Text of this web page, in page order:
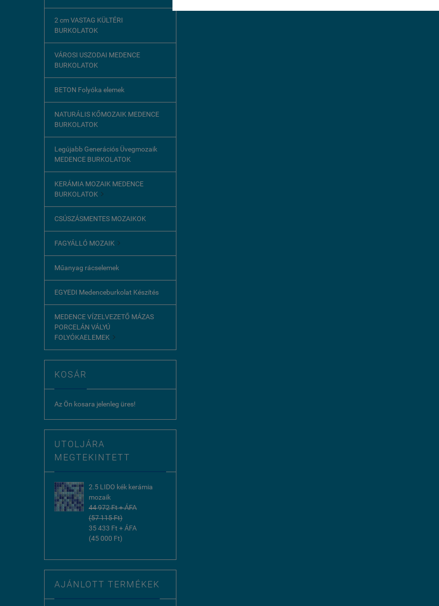
2 cm VASTAG KÜLTÉRI
BURKOLATOK
VÁROSI USZODAI MEDENCE
BURKOLATOK
BETON Folyóka elemek
NATURÁLIS KŐMOZAIK MEDENCE
BURKOLATOK
Legújabb Generációs Üvegmozaik
MEDENCE BURKOLATOK
KERÁMIA MOZAIK MEDENCE
BURKOLATOK 
CSÚSZÁSMENTES MOZAIKOK
FAGYÁLLÓ MOZAIK 
Műanyag rácselemek
EGYEDI Medenceburkolat Készítés
MEDENCE VÍZELVEZETŐ MÁZAS
PORCELÁN VÁLYÚ
FOLYÓKAELEMEK 
KOSÁR
Az Ön kosara jelenleg üres!
UTOLJÁRA
MEGTEKINTETT
2.5 LIDO kék kerámia
mozaik
44 972 Ft + ÁFA
(57 115 Ft)
35 433 Ft + ÁFA
(45 000 Ft)
AJÁNLOTT TERMÉKEK